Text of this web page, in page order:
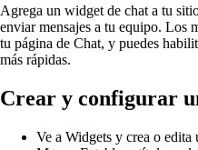
Agrega un widget de chat a tu
enviar mensajes a tu equipo. Los
tu página de Chat, y puedes
más rápidas.
Crear y configurar
Ve a Widgets y crea o edita